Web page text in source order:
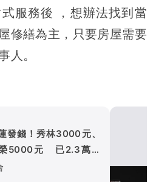
服務後 ，想辦法找到當
修繕為主，只要房屋需要
人。
發錢！秀林3000元、
5000元 已2.3萬人
興金